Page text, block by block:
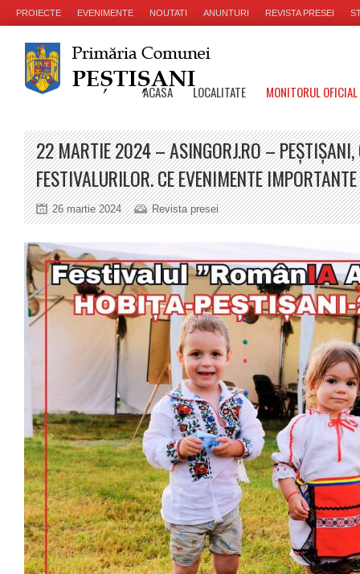
PROIECTE EVENIMENTE NOUTATI ANUNTURI REVISTA PRESEI
ACASA LOCALITATE MONITORUL
22 MARTIE 2024 – ASINGORJ.RO – PEȘTIȘANI,
FESTIVALURILOR. CE EVENIMENTE
26 martie 2024 Revista presei